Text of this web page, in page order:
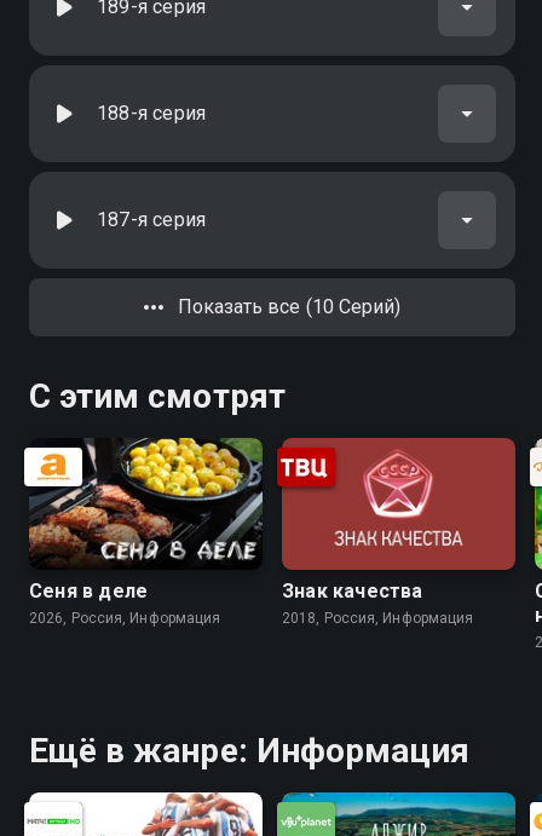
189-я серия
188-я серия
187-я серия
Показать все (10 Серий)
С этим смотрят
Сеня в деле
2026, Россия, Информация
Знак качества
2018, Россия, Информация
Ещё в жанре: Информация